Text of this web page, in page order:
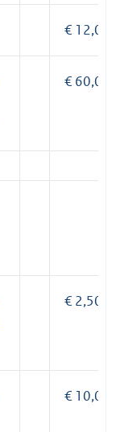
€ 12,00
€ 60,00
€ 2,50
€ 10,00